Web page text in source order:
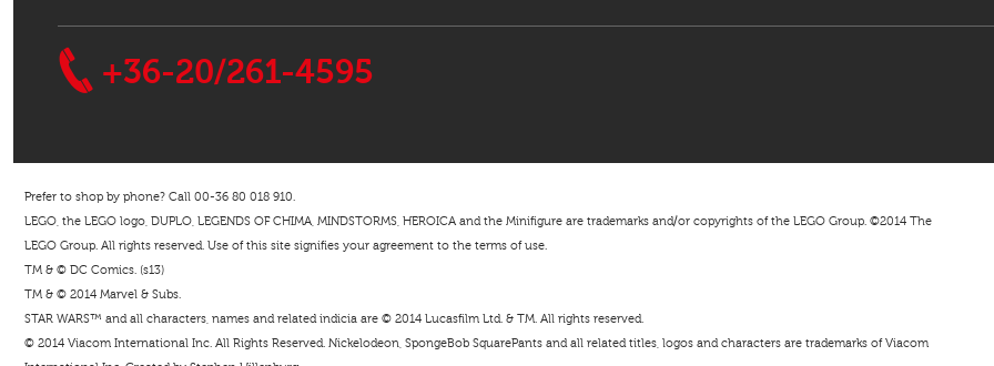
+36-20/261-4595
Prefer to shop by phone? Call 00-36 80 018 910.
LEGO, the LEGO logo, DUPLO, LEGENDS OF CHIMA, MINDSTORMS, HEROICA and the Minifigure are trademarks and/or copyrights of the LEGO Group. ©2014 The
LEGO Group. All rights reserved. Use of this site signifies your agreement to the terms of use.
TM & © DC Comics. (s13)
TM & © 2014 Marvel & Subs.
STAR WARS™ and all characters, names and related indicia are © 2014 Lucasfilm Ltd. & TM. All rights reserved.
© 2014 Viacom International Inc. All Rights Reserved. Nickelodeon, SpongeBob SquarePants and all related titles, logos and characters are trademarks of Viacom